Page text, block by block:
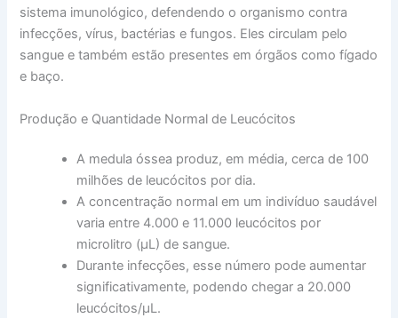
sistema imunológico, defendendo o organismo contra
infecções, vírus, bactérias e fungos. Eles circulam pelo
sangue e também estão presentes em órgãos como fígado
e baço.
Produção e Quantidade Normal de Leucócitos
A medula óssea produz, em média, cerca de 100
milhões de leucócitos por dia.
A concentração normal em um indivíduo saudável
varia entre 4.000 e 11.000 leucócitos por
microlitro (µL) de sangue.
Durante infecções, esse número pode aumentar
significativamente, podendo chegar a 20.000
leucócitos/µL.